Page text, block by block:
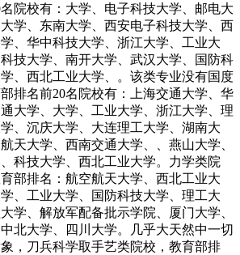
校有：大学、电子科技大学、邮电大
学、东南大学、西安电子科技大学、西
、华中科技大学、浙江大学、工业大
技大学、南开大学、武汉大学、国防科
、西北工业大学、。该类专业没有国度
排名前20名院校有：上海交通大学、华
大学、大学、工业大学、浙江大学、理
、沉庆大学、大连理工大学、湖南大
天大学、西南交通大学、、燕山大学、
科技大学、西北工业大学。力学类院
部排名：航空航天大学、西北工业大
、工业大学、国防科技大学、理工大
学、解放军配备批示学院、厦门大学、
北大学、四川大学。几乎大天然中一切
，刀兵科学取手艺类院校，教育部排